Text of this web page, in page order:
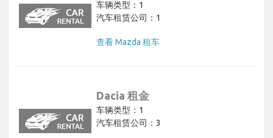
车辆类型：1
汽车租赁公司：1
查看 Mazda 租车
Dacia 租金
车辆类型：1
汽车租赁公司：3